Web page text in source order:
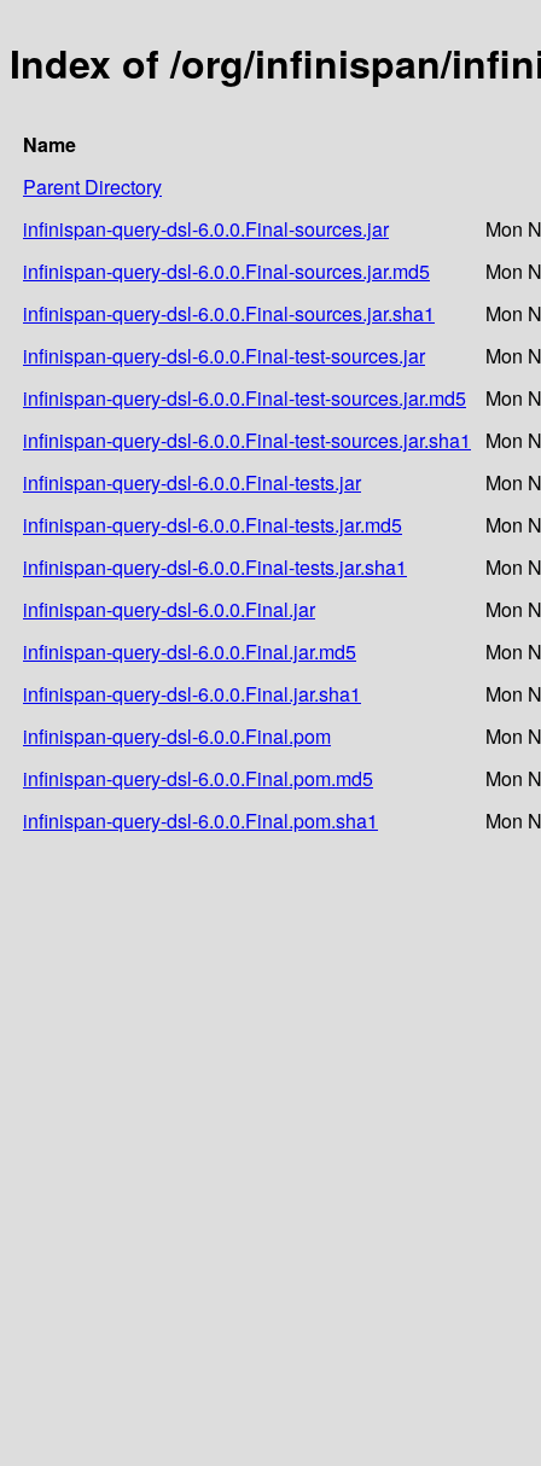
Index of /org/infinispan/
Name
Parent Directory
infinispan-query-dsl-6.0.0.Final-sources.jar
Mon
infinispan-query-dsl-6.0.0.Final-sources.jar.md5
Mon
infinispan-query-dsl-6.0.0.Final-sources.jar.sha1
Mon
infinispan-query-dsl-6.0.0.Final-test-sources.jar
Mon
infinispan-query-dsl-6.0.0.Final-test-sources.jar.md5
Mon
infinispan-query-dsl-6.0.0.Final-test-sources.jar.sha1
Mon
infinispan-query-dsl-6.0.0.Final-tests.jar
Mon
infinispan-query-dsl-6.0.0.Final-tests.jar.md5
Mon
infinispan-query-dsl-6.0.0.Final-tests.jar.sha1
Mon
infinispan-query-dsl-6.0.0.Final.jar
Mon
infinispan-query-dsl-6.0.0.Final.jar.md5
Mon
infinispan-query-dsl-6.0.0.Final.jar.sha1
Mon
infinispan-query-dsl-6.0.0.Final.pom
Mon
infinispan-query-dsl-6.0.0.Final.pom.md5
Mon
infinispan-query-dsl-6.0.0.Final.pom.sha1
Mon